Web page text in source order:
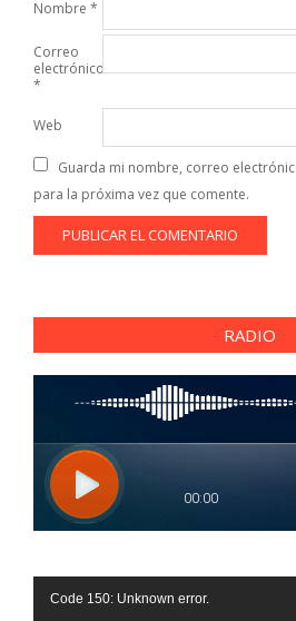
Nombre *
Correo
electrónico
*
Web
Guarda mi nombre, correo
para la próxima vez que comente.
RADIO
Reproductor
Code 150: Unknown error.